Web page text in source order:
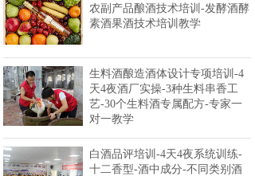
农副产品酿酒技术培训-发酵酒酵
素酒果酒技术培训教学
生料酒酿造酒体设计专项培训-4
天4夜酒厂实操-3种生料串香工
艺-30个生料酒专属配方-专家一
对一教学
白酒品评培训-4天4夜系统训练-
十二香型-酒中成分-不同类别酒